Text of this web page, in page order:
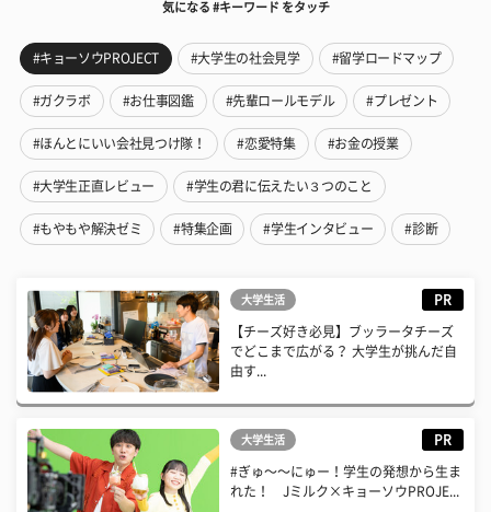
気になる #キーワード をタッチ
#キョーソウPROJECT #大学生の社会見学 #留学ロードマップ
#ガクラボ #お仕事図鑑 #先輩ロールモデル #プレゼント
#ほんとにいい会社見つけ隊！ #恋愛特集 #お金の授業
#大学生正直レビュー #学生の君に伝えたい３つのこと
#もやもや解決ゼミ #特集企画 #学生インタビュー #診断
大学生活 PR
【チーズ好き必見】ブッラータチーズ
でどこまで広がる？ 大学生が挑んだ自
由す...
大学生活 PR
#ぎゅ〜〜にゅー！学生の発想から生ま
れた！ Jミルク×キョーソウPROJE...